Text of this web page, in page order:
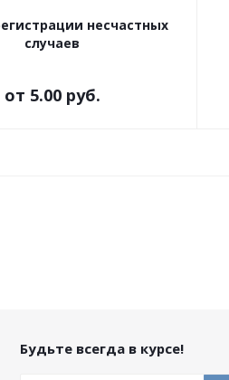
несчастных
случаев
от 5.00 руб.
Будьте всегда в курсе!